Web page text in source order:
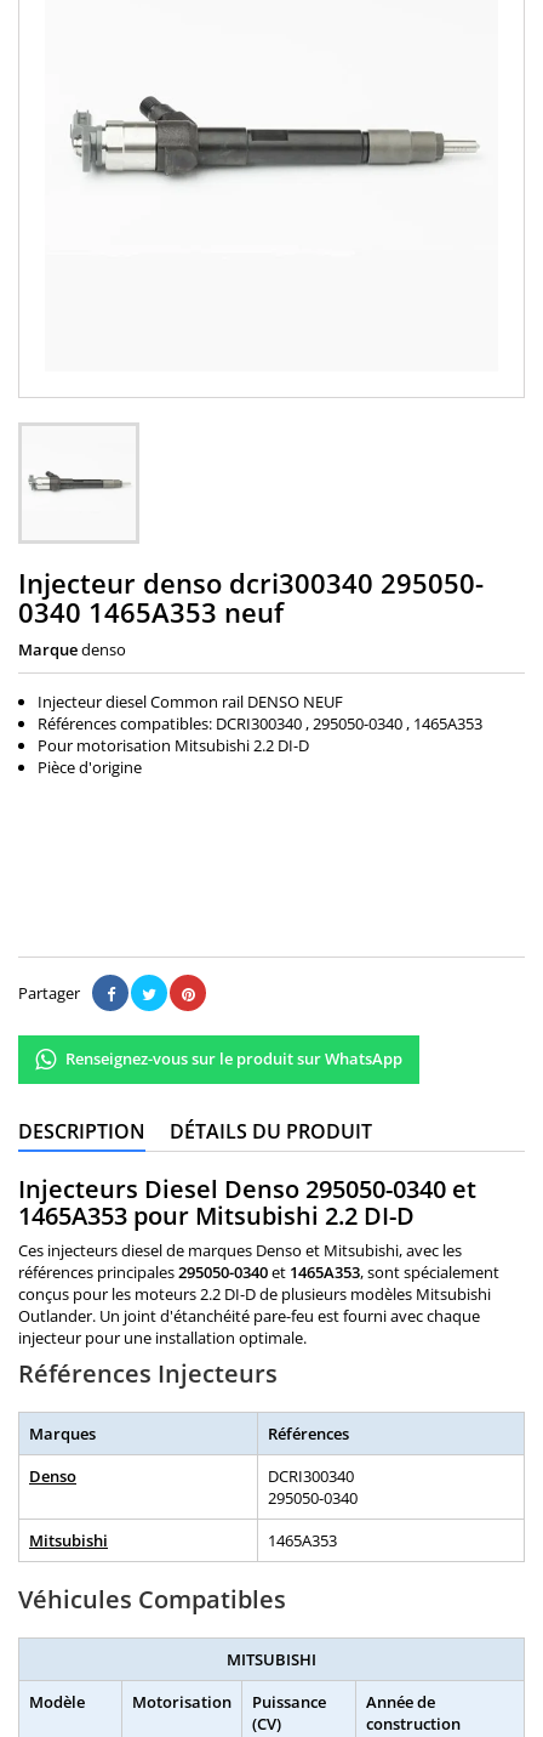
Injecteur denso dcri300340 295050-
0340 1465A353 neuf
Marquedenso
Injecteur diesel Common rail DENSO NEUF
Références compatibles: DCRI300340 , 295050-0340 , 1465A353
Pour motorisation Mitsubishi 2.2 DI-D
Pièce d'origine
Partager
Renseignez-vous sur le produit sur WhatsApp
DESCRIPTION DÉTAILS DU PRODUIT
Injecteurs Diesel Denso 295050-0340 et
1465A353 pour Mitsubishi 2.2 DI-D
Ces injecteurs diesel de marques Denso et Mitsubishi, avec les
références principales295050-0340et 1465A353, sont spécialement
conçus pour les moteurs 2.2 DI-D de plusieurs modèles Mitsubishi
Outlander. Un joint d'étanchéité pare-feu est fourni avec chaque
injecteur pour une installation optimale.
Références Injecteurs
Marques
Références
Denso
DCRI300340
295050-0340
Mitsubishi
1465A353
Véhicules Compatibles
MITSUBISHI
Modèle
Motorisation
Puissance
(CV)
Année de
construction